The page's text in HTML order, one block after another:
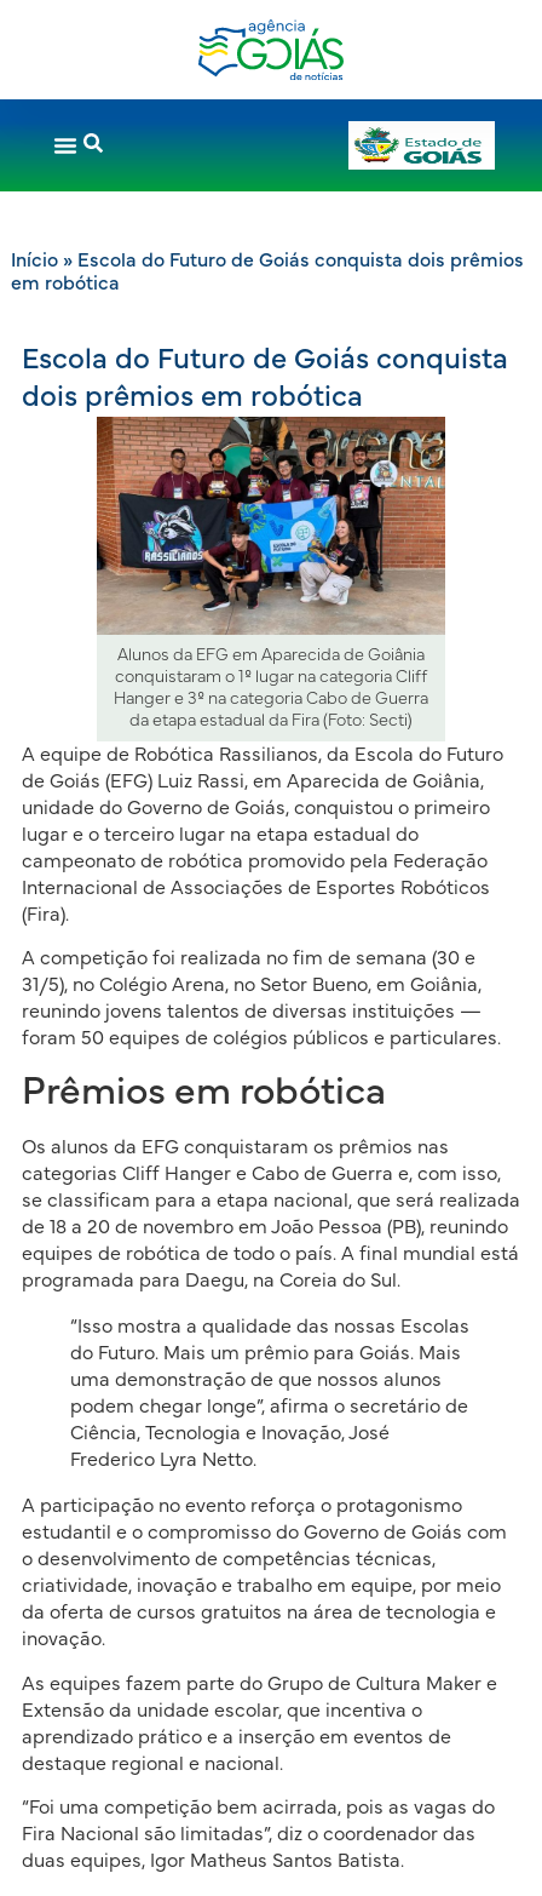
Início» Escola do Futuro de Goiás conquista dois prêmios
em robótica
Escola do Futuro de Goiás conquista
dois prêmios em robótica
Alunos da EFG em Aparecida de Goiânia
conquistaram o 1º lugar na categoria Cliff
Hanger e 3º na categoria Cabo de Guerra
da etapa estadual da Fira (Foto: Secti)
A equipe de Robótica Rassilianos, da Escola do Futuro
de Goiás (EFG) Luiz Rassi, em Aparecida de Goiânia,
unidade do Governo de Goiás, conquistou o primeiro
lugar e o terceiro lugar na etapa estadual do
campeonato de robótica promovido pela Federação
Internacional de Associações de Esportes Robóticos
(Fira).
A competição foi realizada no fim de semana (30 e
31/5), no Colégio Arena, no Setor Bueno, em Goiânia,
reunindo jovens talentos de diversas instituições —
foram 50 equipes de colégios públicos e particulares.
Prêmios em robótica
Os alunos da EFG conquistaram os prêmios nas
categorias Cliff Hanger e Cabo de Guerra e, com isso,
se classificam para a etapa nacional, que será realizada
de 18 a 20 de novembro em João Pessoa (PB), reunindo
equipes de robótica de todo o país. A final mundial está
programada para Daegu, na Coreia do Sul.
“Isso mostra a qualidade das nossas Escolas
do Futuro. Mais um prêmio para Goiás. Mais
uma demonstração de que nossos alunos
podem chegar longe”, afirma o secretário de
Ciência, Tecnologia e Inovação, José
Frederico Lyra Netto.
A participação no evento reforça o protagonismo
estudantil e o compromisso do Governo de Goiás com
o desenvolvimento de competências técnicas,
criatividade, inovação e trabalho em equipe, por meio
da oferta de cursos gratuitos na área de tecnologia e
inovação.
As equipes fazem parte do Grupo de Cultura Maker e
Extensão da unidade escolar, que incentiva o
aprendizado prático e a inserção em eventos de
destaque regional e nacional.
“Foi uma competição bem acirrada, pois as vagas do
Fira Nacional são limitadas”, diz o coordenador das
duas equipes, Igor Matheus Santos Batista.